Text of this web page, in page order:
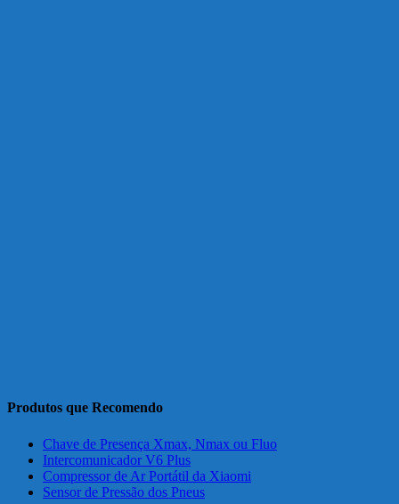
Produtos que Recomendo
Chave de Presença Xmax, Nmax ou Fluo
Intercomunicador V6 Plus
Compressor de Ar Portátil da Xiaomi
Sensor de Pressão dos Pneus